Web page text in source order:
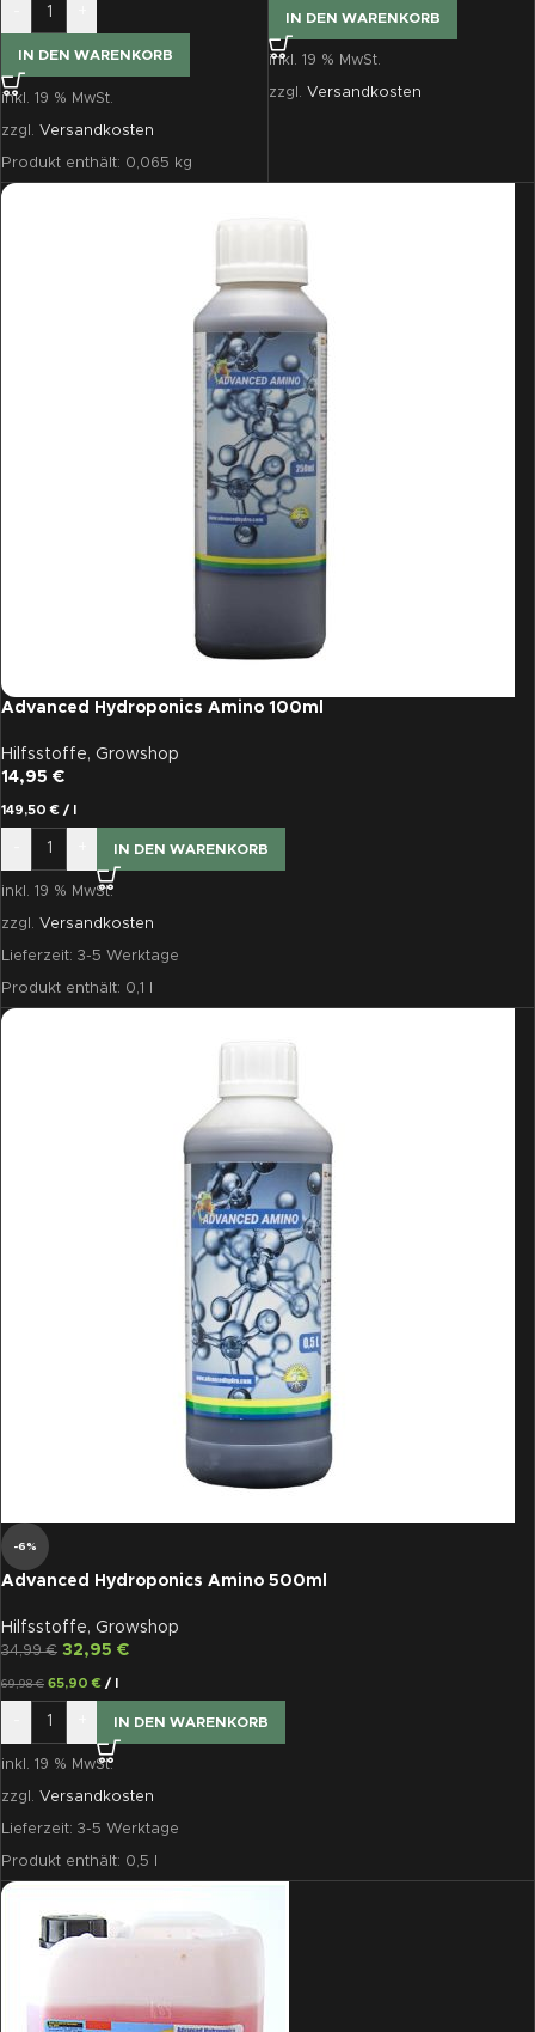
IN DEN WARENKORB
inkl. 19 % MwSt.
zzgl. Versandkosten
Produkt enthält: 0,065 kg
IN DEN WARENKORB
inkl. 19 % MwSt.
zzgl. Versandkosten
Advanced Hydroponics Amino 100ml
Hilfsstoffe, Growshop
14,95 €
149,50€ /
IN DEN WARENKORB
inkl. 19 % MwSt.
zzgl. Versandkosten
Lieferzeit: 3-5 Werktage
Produkt enthält: 0,1
-6%
Advanced Hydroponics Amino 500ml
Hilfsstoffe, Growshop
34,99€ 32,95 €
69,98€ 65,90€ /
IN DEN WARENKORB
inkl. 19 % MwSt.
zzgl. Versandkosten
Lieferzeit: 3-5 Werktage
Produkt enthält: 0,5